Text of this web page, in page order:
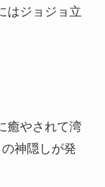
はジョジョ立
癒やされて湾
神隠しが発